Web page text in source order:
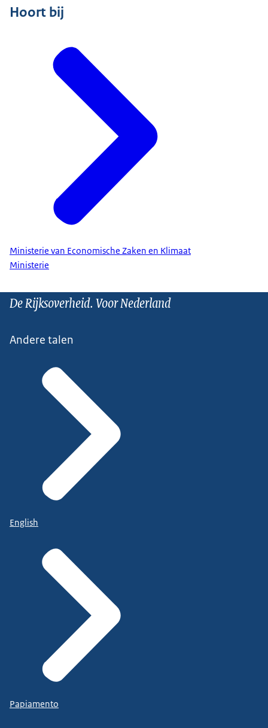
Hoort bij
Ministerie van Economische Zaken en Klimaat
Ministerie
De Rijksoverheid. Voor Nederland
Andere talen
English
Papiamento